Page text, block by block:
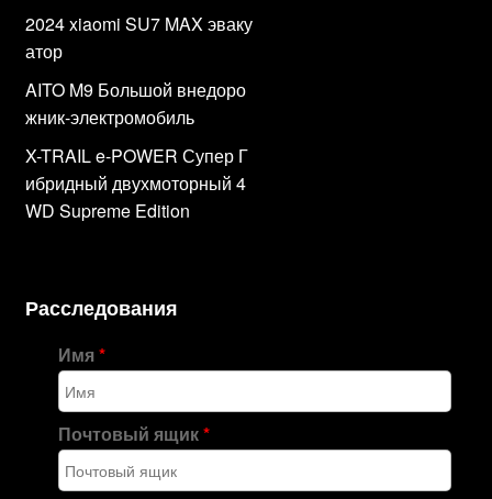
2024 xiaomi SU7 MAX эваку
атор
AITO M9 Большой внедоро
жник-электромобиль
X-TRAIL e-POWER Супер Г
ибридный двухмоторный 4
WD Supreme Edition
Расследования
Имя*
Почтовый ящик*